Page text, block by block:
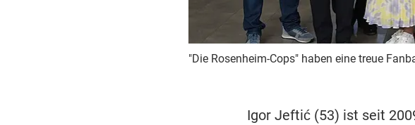
"Die Rosenheim-Cops" haben eine treue
Igor Jeftić (53) ist seit